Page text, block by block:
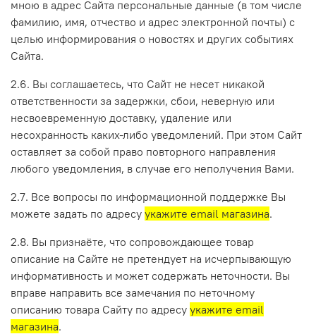
мною в адрес Сайта персональные данные (в том числе
фамилию, имя, отчество и адрес электронной почты) с
целью информирования о новостях и других событиях
Сайта.
2.6. Вы соглашаетесь, что Сайт не несет никакой
ответственности за задержки, сбои, неверную или
несвоевременную доставку, удаление или
несохранность каких-либо уведомлений. При этом Сайт
оставляет за собой право повторного направления
любого уведомления, в случае его неполучения Вами.
2.7. Все вопросы по информационной поддержке Вы
можете задать по адресу укажите email магазина.
2.8. Вы признаёте, что сопровождающее товар
описание на Сайте не претендует на исчерпывающую
информативность и может содержать неточности. Вы
вправе направить все замечания по неточному
описанию товара Сайту по адресу укажите email
магазина.